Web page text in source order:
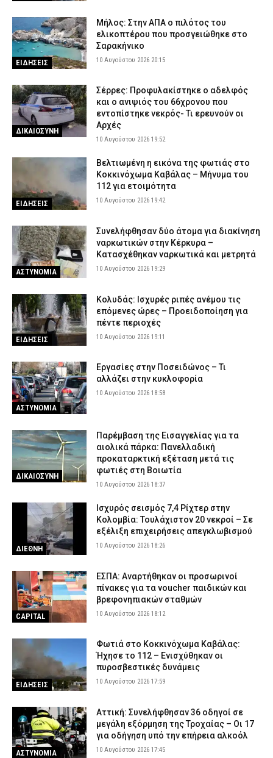
ΕΙΔΗΣΕΙΣ
Μήλος: Στην ΑΠΑ ο πιλότος του
ελικοπτέρου που προσγειώθηκε στο
Σαρακήνικο
10 Αυγούστου 2026 20:15
ΔΙΚΑΙΟΣΥΝΗ
Σέρρες: Προφυλακίστηκε ο αδελφός
και ο ανιψιός του 66χρονου που
εντοπίστηκε νεκρός- Τι ερευνούν οι
Αρχές
10 Αυγούστου 2026 19:52
ΕΙΔΗΣΕΙΣ
Βελτιωμένη η εικόνα της φωτιάς στο
Κοκκινόχωμα Καβάλας – Μήνυμα του
112 για ετοιμότητα
10 Αυγούστου 2026 19:42
ΑΣΤΥΝΟΜΙΑ
Συνελήφθησαν δύο άτομα για διακίνηση
ναρκωτικών στην Κέρκυρα –
Κατασχέθηκαν ναρκωτικά και μετρητά
10 Αυγούστου 2026 19:29
ΕΙΔΗΣΕΙΣ
Κολυδάς: Ισχυρές ριπές ανέμου τις
επόμενες ώρες – Προειδοποίηση για
πέντε περιοχές
10 Αυγούστου 2026 19:11
ΑΣΤΥΝΟΜΙΑ
Εργασίες στην Ποσειδώνος – Τι
αλλάζει στην κυκλοφορία
10 Αυγούστου 2026 18:58
ΔΙΚΑΙΟΣΥΝΗ
Παρέμβαση της Εισαγγελίας για τα
αιολικά πάρκα: Πανελλαδική
προκαταρκτική εξέταση μετά τις
φωτιές στη Βοιωτία
10 Αυγούστου 2026 18:37
ΔΙΕΘΝΗ
Ισχυρός σεισμός 7,4 Ρίχτερ στην
Κολομβία: Τουλάχιστον 20 νεκροί – Σε
εξέλιξη επιχειρήσεις απεγκλωβισμού
10 Αυγούστου 2026 18:26
CAPITAL
ΕΣΠΑ: Αναρτήθηκαν οι προσωρινοί
πίνακες για τα voucher παιδικών και
βρεφονηπιακών σταθμών
10 Αυγούστου 2026 18:12
ΕΙΔΗΣΕΙΣ
Φωτιά στο Κοκκινόχωμα Καβάλας:
Ήχησε το 112 – Ενισχύθηκαν οι
πυροσβεστικές δυνάμεις
10 Αυγούστου 2026 17:59
ΑΣΤΥΝΟΜΙΑ
Αττική: Συνελήφθησαν 36 οδηγοί σε
μεγάλη εξόρμηση της Τροχαίας – Οι 17
για οδήγηση υπό την επήρεια αλκοόλ
10 Αυγούστου 2026 17:45